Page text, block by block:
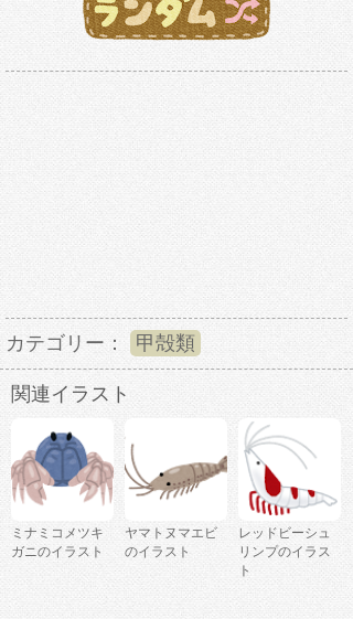
カテゴリー： 甲殻類
関連イラスト
ミナミコメツキ
ガニのイラスト
ヤマトヌマエビ
のイラスト
レッドビーシュ
リンプのイラス
ト